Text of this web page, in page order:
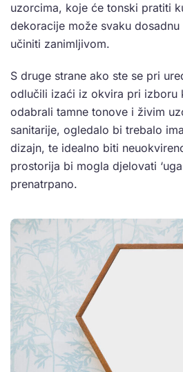
uzorcima, koje će tonski pratiti
dekoracije može svaku
učiniti zanimljivom.
S druge strane ako ste se pri
odlučili izaći iz okvira pri izboru
odabrali tamne tonove i živim
sanitarije, ogledalo bi trebalo
dizajn, te idealno biti
prostorija bi mogla djelovati
prenatrpano.